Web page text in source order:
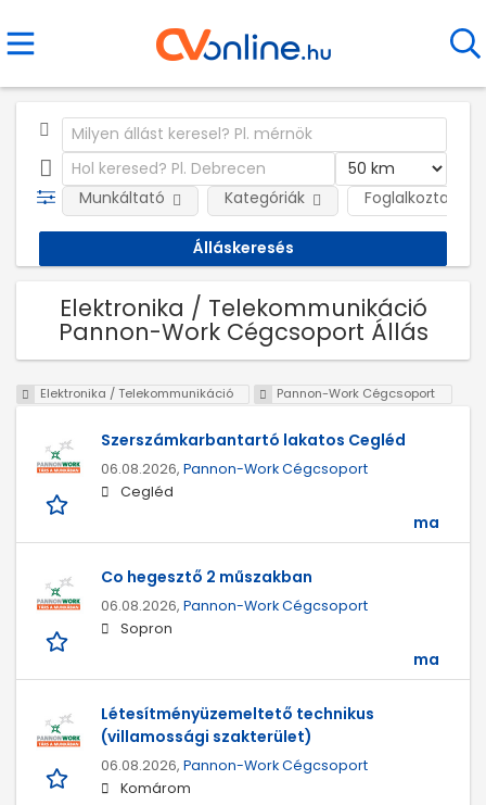
Foglalkoztatás
Munkáltató Kategóriák
Elektronika / Telekommunikáció
Pannon-Work Cégcsoport Állás
Elektronika / Telekommunikáció Pannon-Work Cégcsoport
Szerszámkarbantartó lakatos Cegléd
06.08.2026, Pannon-Work Cégcsoport
Cegléd
ma
Co hegesztő 2 műszakban
06.08.2026, Pannon-Work Cégcsoport
Sopron
ma
Létesítményüzemeltető technikus
(villamossági szakterület)
06.08.2026, Pannon-Work Cégcsoport
Komárom